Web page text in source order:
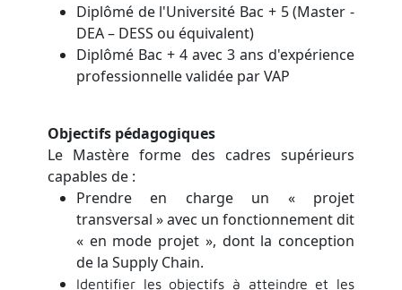
Diplômé de l'Université Bac + 5 (Master -
DEA – DESS ou équivalent)
Diplômé Bac + 4 avec 3 ans d'expérience
professionnelle validée par VAP
Objectifs pédagogiques
Le Mastère forme des cadres supérieurs
capables de :
Prendre en charge un « projet
transversal » avec un fonctionnement dit
« en mode projet », dont la conception
de la Supply Chain.
Identifier les objectifs à atteindre et les